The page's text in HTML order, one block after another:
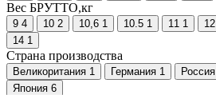
Вес БРУТТО,кг
9 4 10 2 10,6 1 10.5 1 11 1 12
14 1
Страна производства
Великоритания 1 Германия 1 Россия
Япония 6